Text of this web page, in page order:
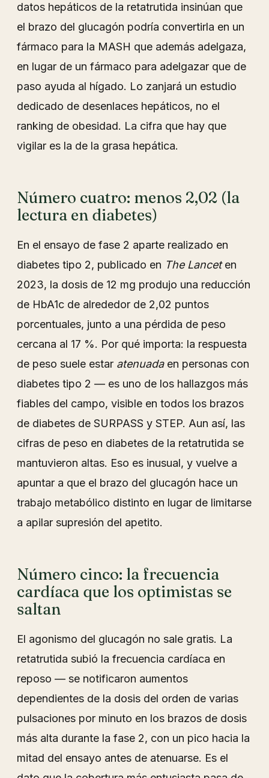
datos hepáticos de la retatrutida insinúan que
el brazo del glucagón podría convertirla en un
fármaco para la MASH que además adelgaza,
en lugar de un fármaco para adelgazar que de
paso ayuda al hígado. Lo zanjará un estudio
dedicado de desenlaces hepáticos, no el
ranking de obesidad. La cifra que hay que
vigilar es la de la grasa hepática.
Número cuatro: menos 2,02 (la
lectura en diabetes)
En el ensayo de fase 2 aparte realizado en
diabetes tipo 2, publicado en The Lanceten
2023, la dosis de 12 mg produjo una reducción
de HbA1c de alrededor de 2,02 puntos
porcentuales, junto a una pérdida de peso
cercana al 17 %. Por qué importa: la respuesta
de peso suele estar atenuadaen personas con
diabetes tipo 2 — es uno de los hallazgos más
fiables del campo, visible en todos los brazos
de diabetes de SURPASS y STEP. Aun así, las
cifras de peso en diabetes de la retatrutida se
mantuvieron altas. Eso es inusual, y vuelve a
apuntar a que el brazo del glucagón hace un
trabajo metabólico distinto en lugar de limitarse
a apilar supresión del apetito.
Número cinco: la frecuencia
cardíaca que los optimistas se
saltan
El agonismo del glucagón no sale gratis. La
retatrutida subió la frecuencia cardíaca en
reposo — se notificaron aumentos
dependientes de la dosis del orden de varias
pulsaciones por minuto en los brazos de dosis
más alta durante la fase 2, con un pico hacia la
mitad del ensayo antes de atenuarse. Es el